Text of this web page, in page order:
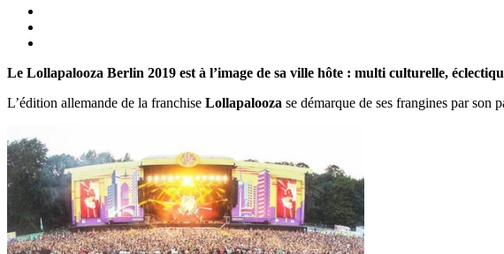
Le Lollapalooza Berlin 2019 est à l’image de sa ville hôte : multi culturelle,
L’édition allemande de la franchise Lollapalooza se démarque de ses frangines par son